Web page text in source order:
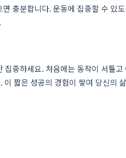
충분합니다. 운동에 집중할 수 있
중하세요. 처음에는 동작이 서툴
짧은 성공의 경험이 쌓여 당신의